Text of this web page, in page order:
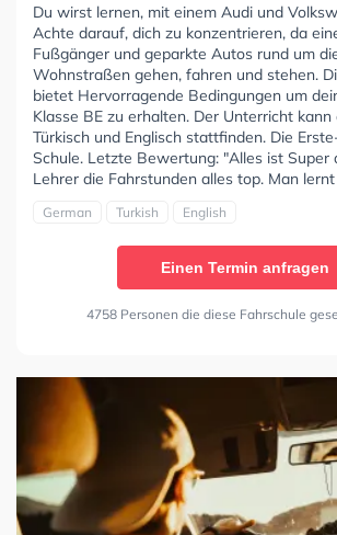
Du wirst lernen, mit einem Audi und
Achte darauf, dich zu konzentrieren, da
Fußgänger und geparkte Autos rund um
Wohnstraßen gehen, fahren und stehen.
bietet Hervorragende Bedingungen um
Klasse BE zu erhalten. Der Unterricht
Türkisch und Englisch stattfinden. Die
Schule. Letzte Bewertung: "Alles ist Super
Lehrer die Fahrstunden alles top. Man
German Turkish English
Einen Termin anfragen
4758 Personen die diese Fahrschule